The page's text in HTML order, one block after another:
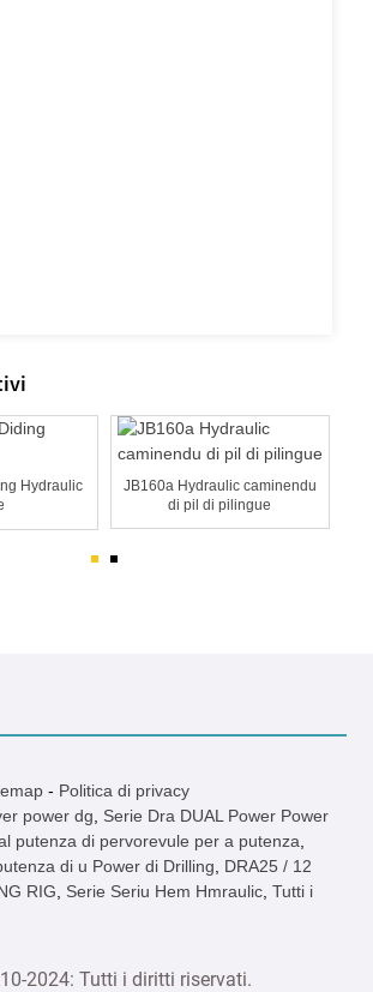
Hydraulic
JB160a Hydraulic caminendu
di pil di pilingue
- Politica di privacy
power dg
Serie Dra DUAL Power Power
putenza di pervorevule per a putenza
di u Power di Drilling
DRA25 / 12
RIG
Serie Seriu Hem Hmraulic ,Tutti i
2024: Tutti i diritti riservati.